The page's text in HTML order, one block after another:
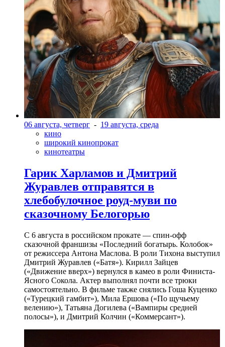
06 августа, четверг - 19 августа, среда
кино
широкий кинопрокат
кинотеатры
Гарик Харламов и Дмитрий
Журавлев отправятся в
хлебобулочное роуд-муви по
сказочному Белогорью
С 6 августа в российском прокате — спин-офф
сказочной франшизы «Последний богатырь. Колобок»
от режиссера Антона Маслова. В роли Тихона выступил
Дмитрий Журавлев («Батя»). Кирилл Зайцев
(«Движение вверх») вернулся в камео в роли Финиста-
Ясного Сокола. Актер выполнял почти все трюки
самостоятельно. В фильме также снялись Гоша Куценко
(«Турецкий гамбит»), Мила Ершова («По щучьему
велению»), Татьяна Догилева («Вампиры средней
полосы»), и Дмитрий Колчин («Коммерсант»).